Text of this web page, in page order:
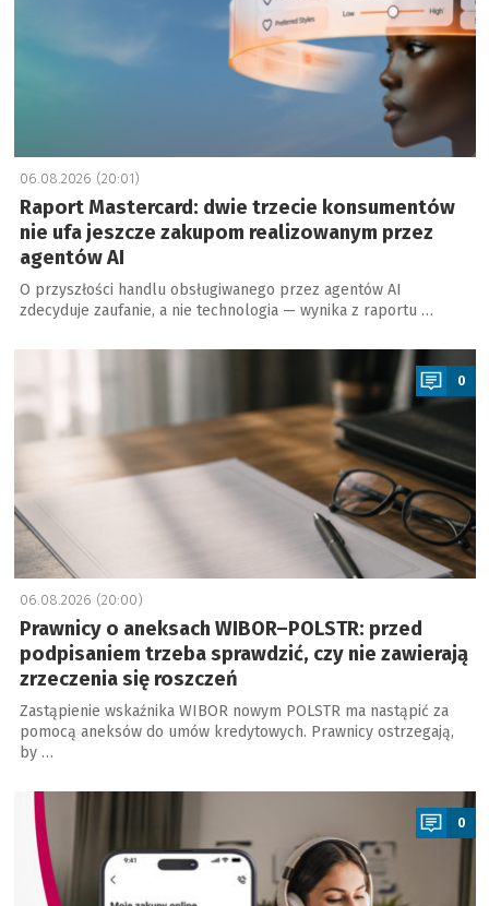
06.08.2026 (20:01)
Raport Mastercard: dwie trzecie konsumentów
nie ufa jeszcze zakupom realizowanym przez
agentów AI
O przyszłości handlu obsługiwanego przez agentów AI
zdecyduje zaufanie, a nie technologia — wynika z raportu …
a
0
06.08.2026 (20:00)
Prawnicy o aneksach WIBOR–POLSTR: przed
podpisaniem trzeba sprawdzić, czy nie zawierają
zrzeczenia się roszczeń
Zastąpienie wskaźnika WIBOR nowym POLSTR ma nastąpić za
pomocą aneksów do umów kredytowych. Prawnicy ostrzegają,
by …
0